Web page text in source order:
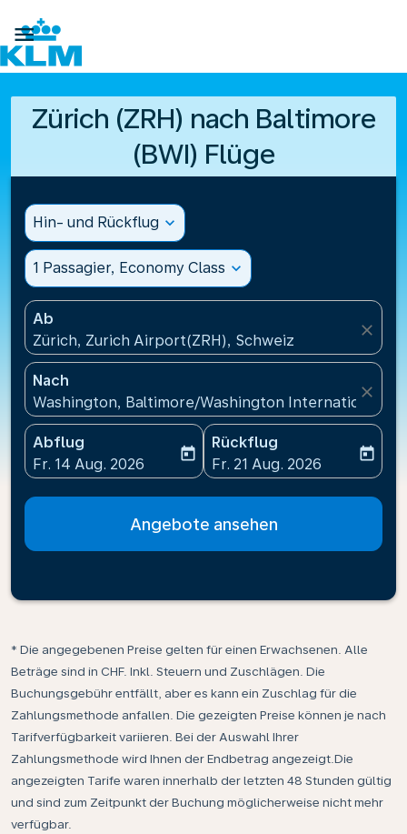

Zürich (ZRH) nach Baltimore
(BWI) Flüge
Hin- und Rückflug expand_more
1 Passagier, Economy Class expand_more
Ab
Zürich, Zurich Airport(ZRH), Schweiz
close
Nach
Washington, Baltimore/Washington International
close
Abflug
fc-booking-departure-date-aria-label
Fr. 14 Aug. 2026
today
Rückflug
fc-booking-return-date-
Fr. 21 Aug. 2026
today
Angebote ansehen
* Die angegebenen Preise gelten für einen Erwachsenen. Alle
Beträge sind in CHF. Inkl. Steuern und Zuschlägen. Die
Buchungsgebühr entfällt, aber es kann ein Zuschlag für die
Zahlungsmethode anfallen. Die gezeigten Preise können je nach
Tarifverfügbarkeit variieren. Bei der Auswahl Ihrer
Zahlungsmethode wird Ihnen der Endbetrag angezeigt.Die
angezeigten Tarife waren innerhalb der letzten 48 Stunden gültig
und sind zum Zeitpunkt der Buchung möglicherweise nicht mehr
verfügbar.